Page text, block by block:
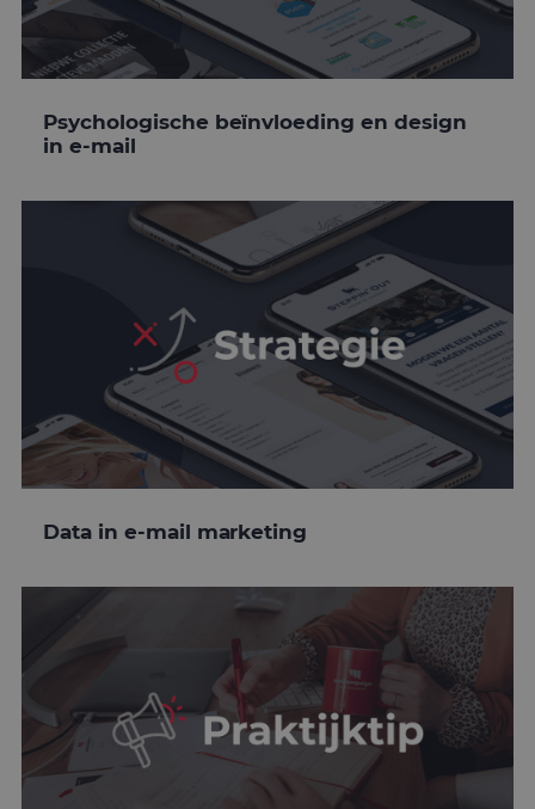
Psychologische beïnvloeding en design
in e-mail
Data in e-mail marketing